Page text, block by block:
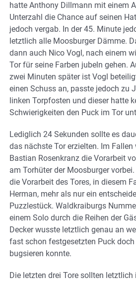
hatte Anthony Dillmann mit einem
Unterzahl die Chance auf seinen
jedoch vergab. In der 45. Minute
letztlich alle Moosburger Dämme.
dann auch Nico Vogl, nach einem
Tor für seine Farben jubeln gehen.
zwei Minuten später ist Vogl
einen Schuss an, passte jedoch zu
linken Torpfosten und dieser hatte
Schwierigkeiten den Puck im Tor
Lediglich 24 Sekunden sollte es
das nächste Tor erzielten. Im Fallen
Bastian Rosenkranz die Vorarbeit
am Torhüter der Moosburger
die Vorarbeit des Tores, in diesem
Herman, mehr als nur ein
Puzzlestück. Waldkraiburgs
einem Solo durch die Reihen der
Decker wusste letztlich genau an
fast schon festgesetzten Puck
bugsieren konnte.
Die letzten drei Tore sollten letztlich